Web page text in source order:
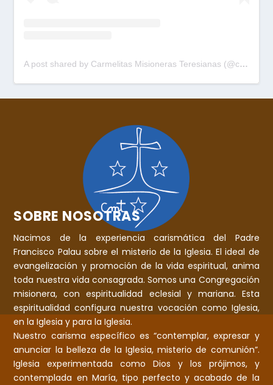
A post shared by Carmelitas Misioneras Teresianas (@cmtpalau)
SOBRE NOSOTRAS
Nacimos de la experiencia carismática del Padre
Francisco Palau sobre el misterio de la Iglesia. El ideal de
evangelización y promoción de la vida espiritual, anima
toda nuestra vida consagrada. Somos una Congregación
misionera, con espiritualidad eclesial y mariana. Esta
espiritualidad configura nuestra vocación como Iglesia,
en la Iglesia y para la Iglesia.
Nuestro carisma específico es “contemplar, expresar y
anunciar la belleza de la Iglesia, misterio de comunión”.
Iglesia experimentada como Dios y los prójimos, y
contemplada en María, tipo perfecto y acabado de la